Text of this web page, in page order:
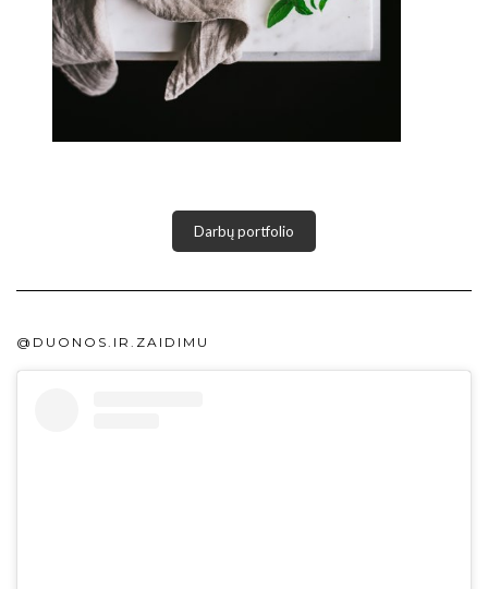
Darbų portfolio
@DUONOS.IR.ZAIDIMU